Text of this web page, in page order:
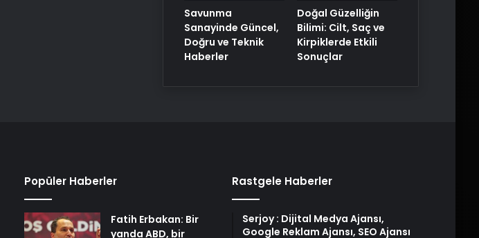
Savunma
Sanayinde Güncel,
Doğru ve Teknik
Haberler
Doğal Güzelliğin
Bilimi: Cilt, Saç ve
Kirpiklerde Etkili
Sonuçlar
Popüler Haberler
Fatih Erbakan: Bir
yanda ABD, bir
Rastgele Haberler
Serjoy : Dijital Medya Ajansı,
Google Reklam Ajansı, SEO Ajansı